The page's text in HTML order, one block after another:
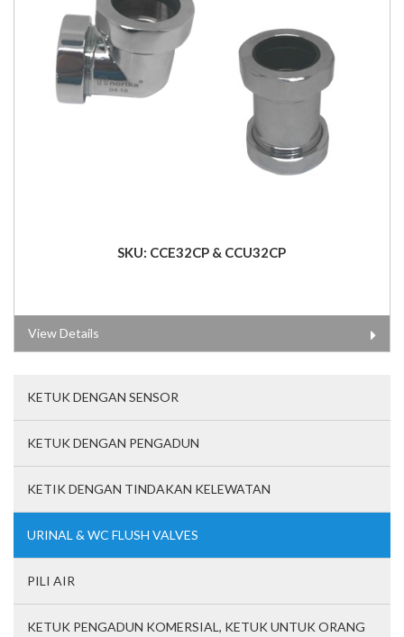
SKU: CCE32CP & CCU32CP
View Details
KETUK DENGAN SENSOR
KETUK DENGAN PENGADUN
KETIK DENGAN TINDAKAN KELEWATAN
URINAL & WC FLUSH VALVES
PILI AIR
KETUK PENGADUN KOMERSIAL, KETUK UNTUK ORANG